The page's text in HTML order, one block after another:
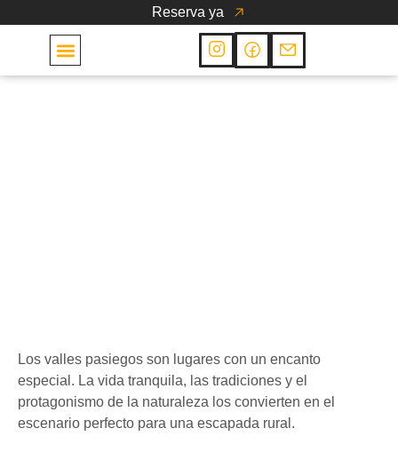
Reserva ya
Los valles pasiegos son lugares con un encanto
especial. La vida tranquila, las tradiciones y el
protagonismo de la naturaleza los convierten en el
escenario perfecto para una escapada rural.